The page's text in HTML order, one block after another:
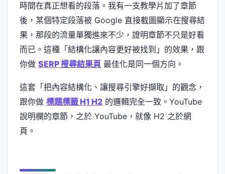
時間在真正想看的段落。我有一支教學片加了章節
後，某個特定段落被 Google 直接截圖顯示在搜尋結
果，那段的流量單獨進來不少，證明章節不只是好看
而已。這種「結構化讓內容更好被找到」的效果，跟
你做 SERP 搜尋結果頁 最佳化是同一個方向。
這套「把內容結構化、讓搜尋引擎好擷取」的觀念，
跟你做 標題標籤 H1 H2 的邏輯完全一致。YouTube
說明欄的章節，之於 YouTube，就像 H2 之於網
頁。